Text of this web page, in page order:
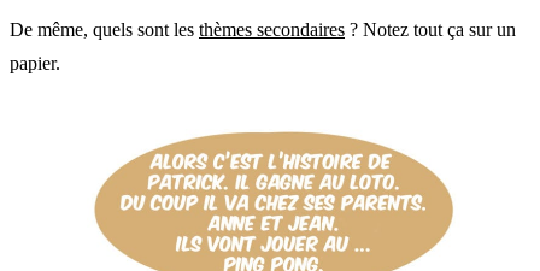
De même, quels sont les thèmes secondaires ? Notez tout ça sur un
papier.